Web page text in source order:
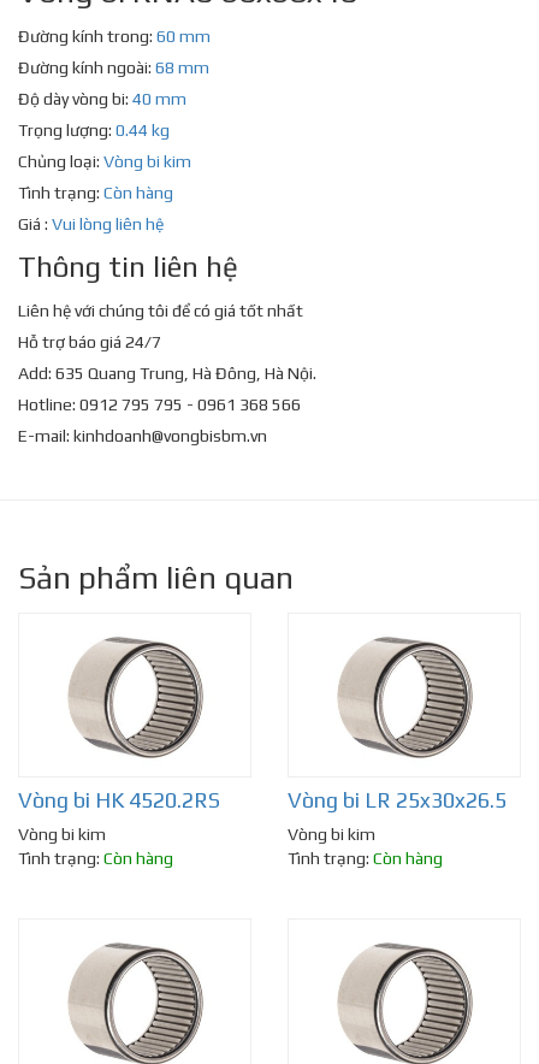
Đường kính trong: 60 mm
Đường kính ngoài: 68 mm
Độ dày vòng bi: 40 mm
Trọng lượng: 0.44 kg
Chủng loại: Vòng bi kim
Tình trạng: Còn hàng
Giá : Vui lòng liên hệ
Thông tin liên hệ
Liên hệ với chúng tôi để có giá tốt nhất
Hỗ trợ báo giá 24/7
Add: 635 Quang Trung, Hà Đông, Hà Nội.
Hotline: 0912 795 795 - 0961 368 566
E-mail: kinhdoanh@vongbisbm.vn
Sản phẩm liên quan
Vòng bi HK 4520.2RS
Vòng bi kim
Tình trạng: Còn hàng
Vòng bi LR 25x30x26.5
Vòng bi kim
Tình trạng: Còn hàng